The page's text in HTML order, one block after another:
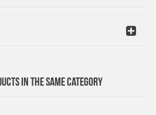
IN THE SAME CATEGORY